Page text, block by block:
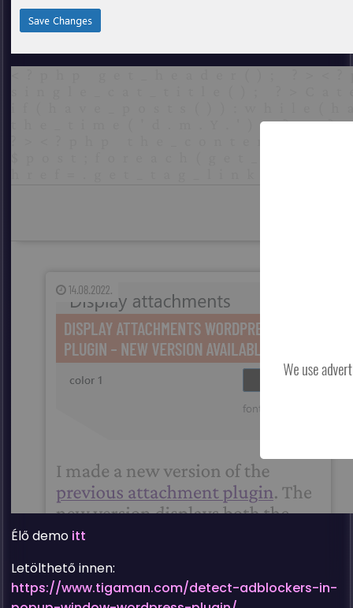
Élő demo itt
Letölthető innen:
https://www.tigaman.com/detect-adblockers-in-